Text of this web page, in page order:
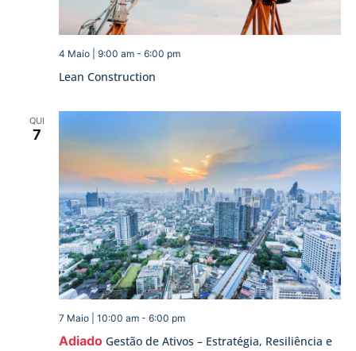
Lean Construction
4 Maio | 9:00 am- 6:00 pm
QUI
7
Adiado Gestão de Ativos – Estratégia, Resiliência e
7 Maio | 10:00 am- 6:00 pm